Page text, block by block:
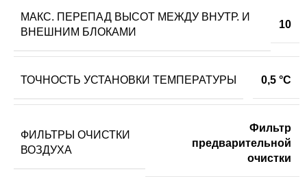
МАКС. ПЕРЕПАД ВЫСОТ МЕЖДУ ВНУТР. И
ВНЕШНИМ БЛОКАМИ
10
ТОЧНОСТЬ УСТАНОВКИ ТЕМПЕРАТУРЫ 0,5 °С
ФИЛЬТРЫ ОЧИСТКИ
ВОЗДУХА
Фильтр
предварительной
очистки